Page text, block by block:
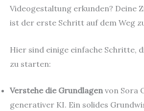
Videogestaltung erkunden? Deine
ist der erste Schritt auf dem Weg
Hier sind einige einfache Schritte,
zu starten:
Verstehe die Grundlagenvon Sora
generativer KI. Ein solides